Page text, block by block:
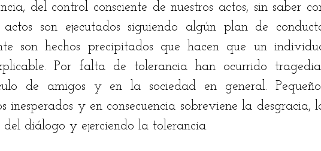
del control consciente de nuestros actos, sin saber
son ejecutados siguiendo algún plan de
son hechos precipitados que hacen que un
Por falta de tolerancia han ocurrido
de amigos y en la sociedad en general.
inesperados y en consecuencia sobreviene la desgracia,
diálogo y ejerciendo la tolerancia.